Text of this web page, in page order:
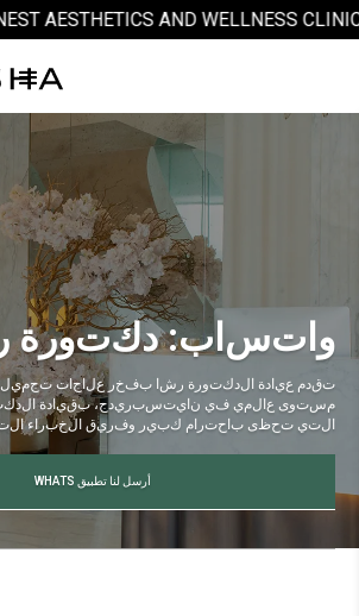
AESTHETICS AND WELLNESS CLINIC.
واتساب:دكتورة ر
تقدم عي دة لدكتور ة ر ش بفخر علاجات تجميل
مستوى ع لمي في ن يتسبر يدج، بقيادة ا لدك
لتي تحظى ب حتر م كبير وفر يق لخبر اء ال
أرسل لنا تطبيق WHATS